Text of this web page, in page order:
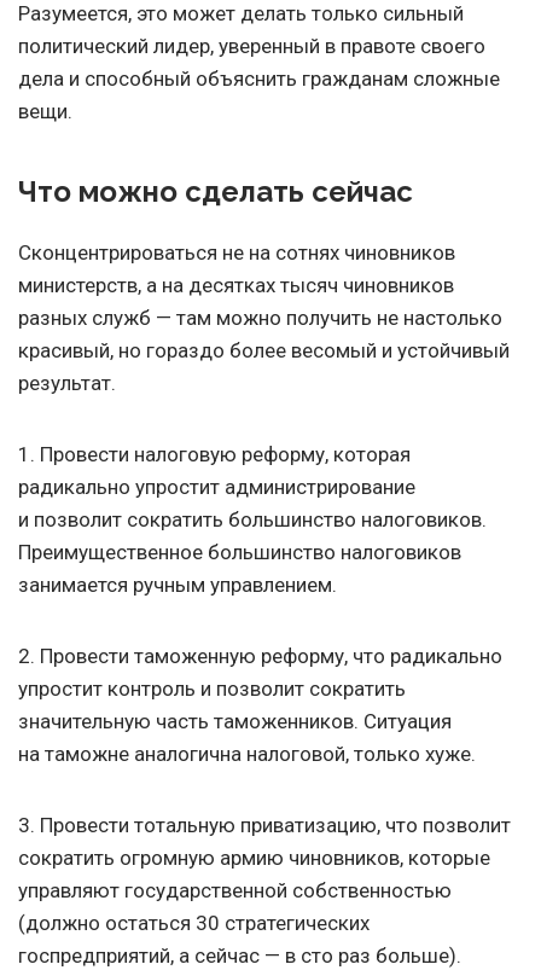
Разумеется, это может делать только сильный
политический лидер, уверенный в правоте своего
дела и способный объяснить гражданам сложные
вещи.
Что можно сделать сейчас
Сконцентрироваться не на сотнях чиновников
министерств, а на десятках тысяч чиновников
разных служб — там можно получить не настолько
красивый, но гораздо более весомый и устойчивый
результат.
1. Провести налоговую реформу, которая
радикально упростит администрирование
и позволит сократить большинство налоговиков.
Преимущественное большинство налоговиков
занимается ручным управлением.
2. Провести таможенную реформу, что радикально
упростит контроль и позволит сократить
значительную часть таможенников. Ситуация
на таможне аналогична налоговой, только хуже.
3. Провести тотальную приватизацию, что позволит
сократить огромную армию чиновников, которые
управляют государственной собственностью
(должно остаться 30 стратегических
госпредприятий, а сейчас — в сто раз больше).